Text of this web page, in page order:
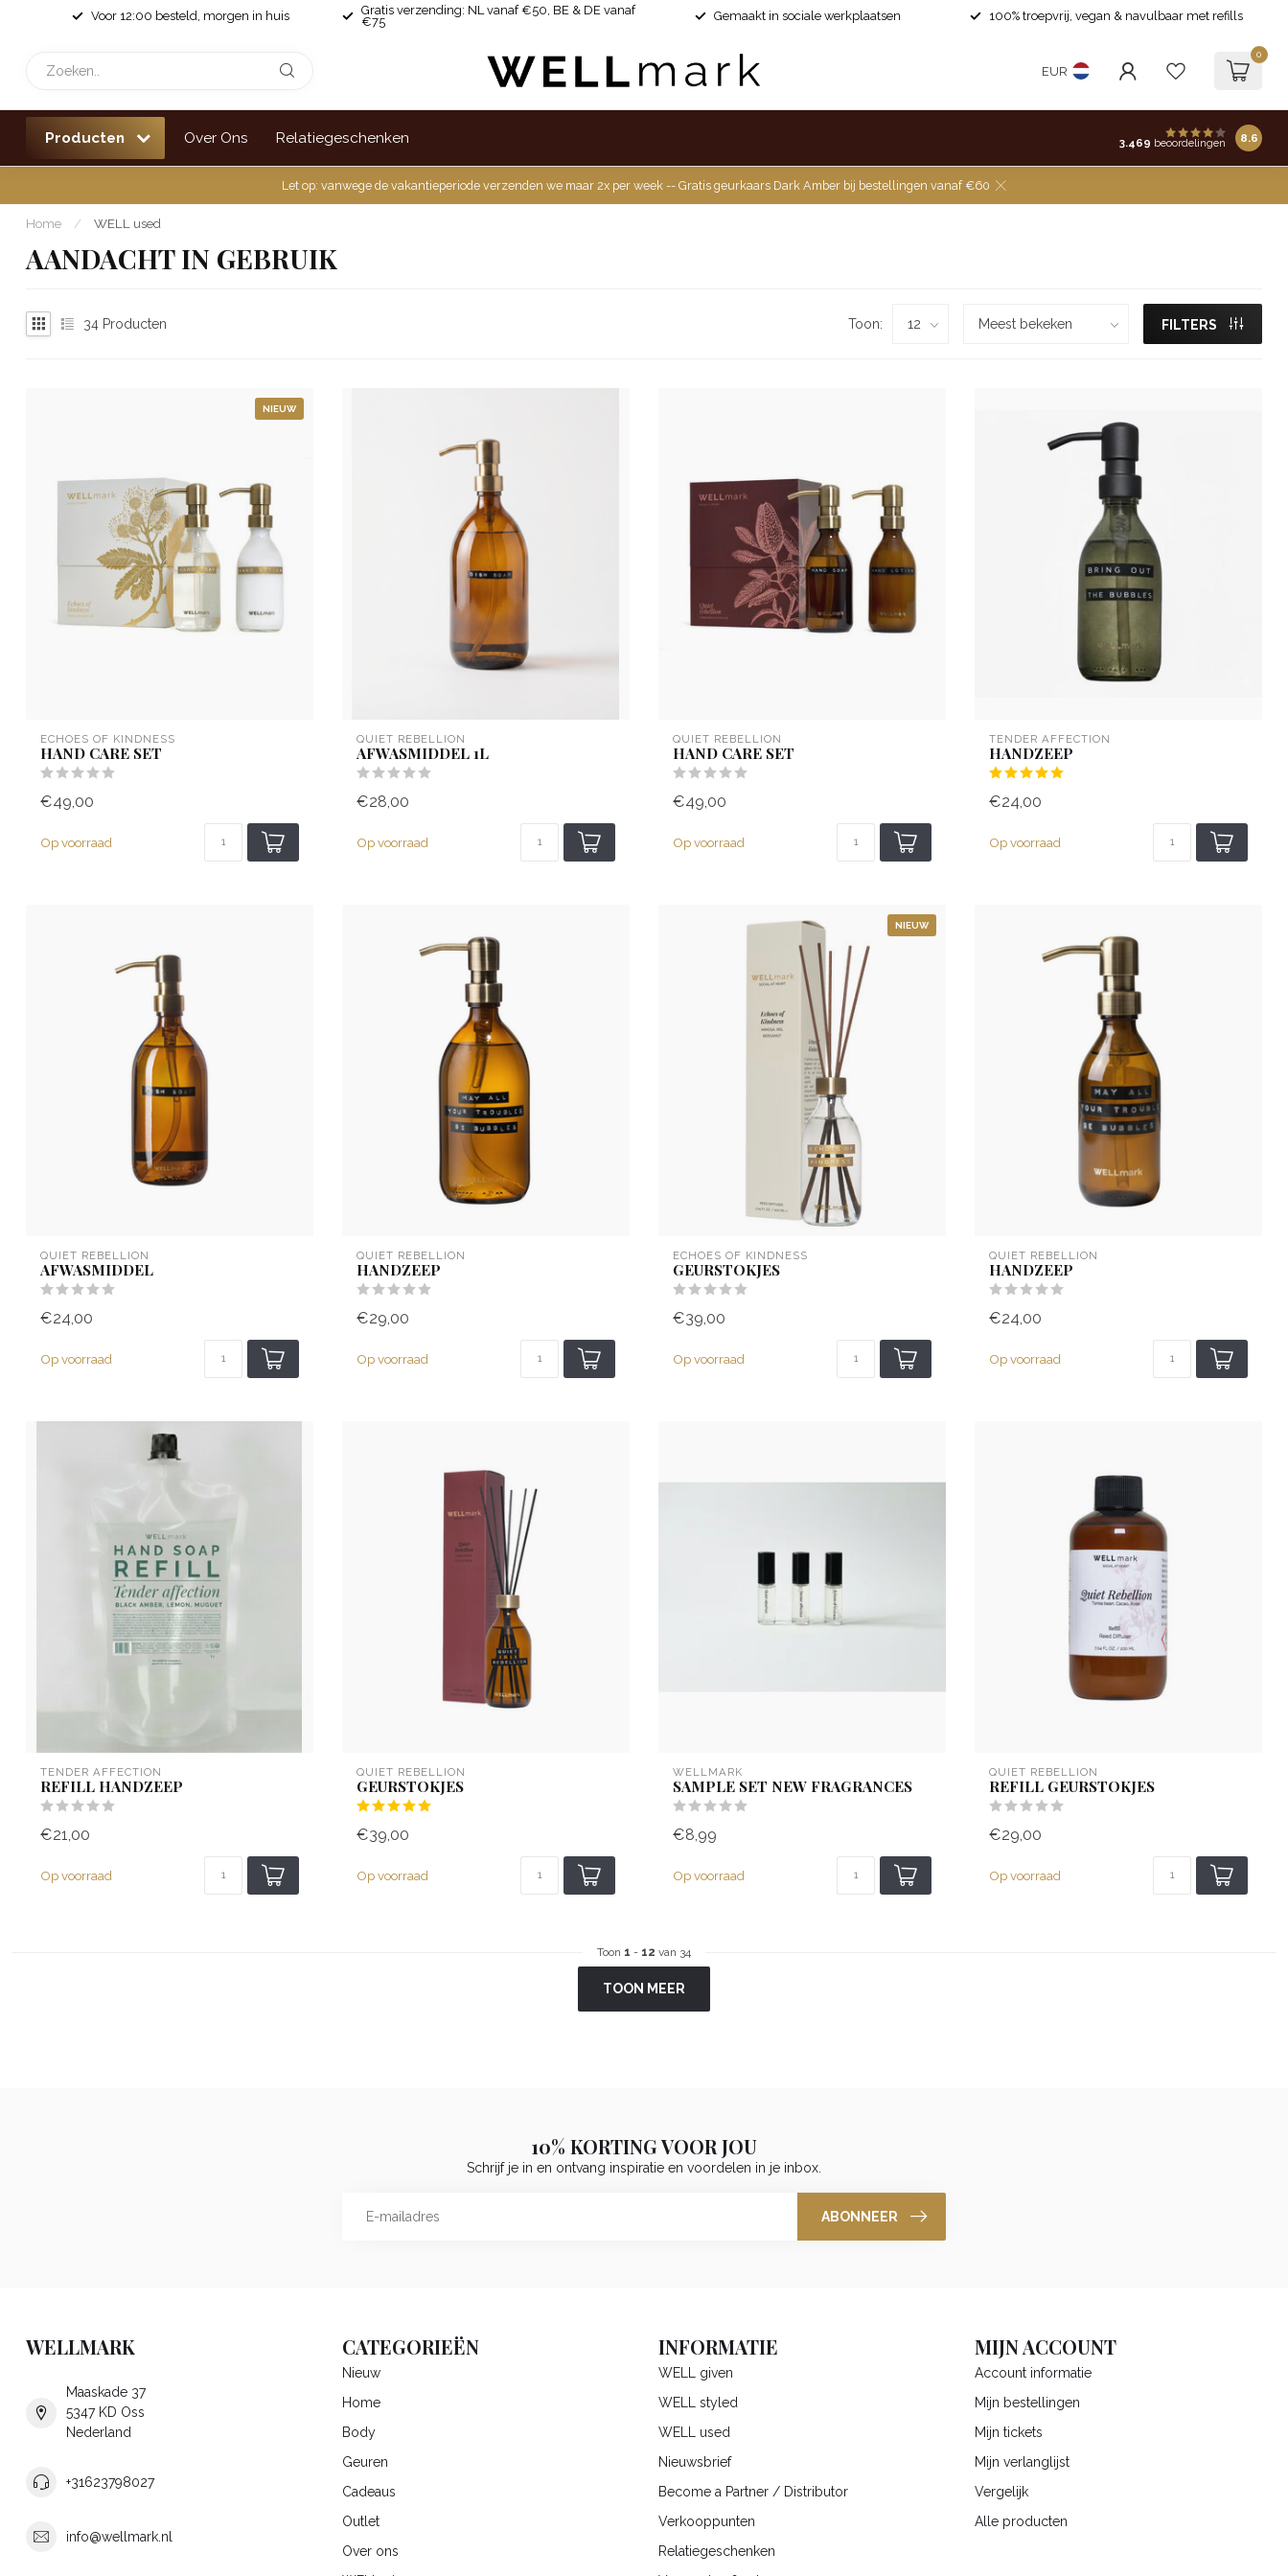
Voor 12:00 besteld, morgen in huis
Gratis verzending: NL vanaf €50, BE & DE vanaf
€75
Gemaakt in sociale werkplaatsen 100% troepvrij, vegan & navulbaar met refills
EUR
0
Producten Over Ons Relatiegeschenken 3.469 beoordelingen 8.6
Let op: vanwege de vakantieperiode verzenden we maar 2x per week -- Gratis geurkaars Dark Amber bij bestellingen vanaf €60
Home / WELL used
AANDACHT IN GEBRUIK
34 Producten Toon: FILTERS
NIEUW
ECHOES OF KINDNESS
HAND CARE SET
€49,00
Op voorraad
QUIET REBELLION
AFWASMIDDEL 1L
€28,00
Op voorraad
QUIET REBELLION
HAND CARE SET
€49,00
Op voorraad
TENDER AFFECTION
HANDZEEP
€24,00
Op voorraad
QUIET REBELLION
AFWASMIDDEL
€24,00
Op voorraad
QUIET REBELLION
HANDZEEP
€29,00
Op voorraad
NIEUW
ECHOES OF KINDNESS
GEURSTOKJES
€39,00
Op voorraad
QUIET REBELLION
HANDZEEP
€24,00
Op voorraad
TENDER AFFECTION
REFILL HANDZEEP
€21,00
Op voorraad
QUIET REBELLION
GEURSTOKJES
€39,00
Op voorraad
WELLMARK
SAMPLE SET NEW FRAGRANCES
€8,99
Op voorraad
QUIET REBELLION
REFILL GEURSTOKJES
€29,00
Op voorraad
Toon 1 - 12 van 34
TOON MEER
10% KORTING VOOR JOU
Schrijf je in en ontvang inspiratie en voordelen in je inbox.
ABONNEER
WELLMARK
Maaskade 37
5347 KD Oss
Nederland
+31623798027
info@wellmark.nl
CATEGORIEËN
Nieuw
Home
Body
Geuren
Cadeaus
Outlet
Over ons
INFORMATIE
WELL given
WELL styled
WELL used
Nieuwsbrief
Become a Partner / Distributor
Verkooppunten
Relatiegeschenken
MIJN ACCOUNT
Account informatie
Mijn bestellingen
Mijn tickets
Mijn verlanglijst
Vergelijk
Alle producten